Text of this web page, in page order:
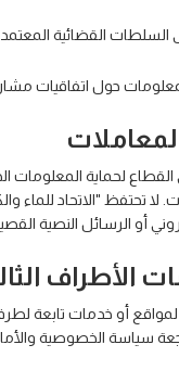
القضائية المعتمدة من قبل
حول اتفاقيات مشاركة
أو الرسائل النصية
الأطراف
لمواقع أو خدمات تابعة
سياسة الخصوصية